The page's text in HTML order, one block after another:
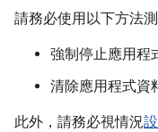
請務必使用以下方法
強制停止應用程
清除應用程式資
此外，請務必視情況